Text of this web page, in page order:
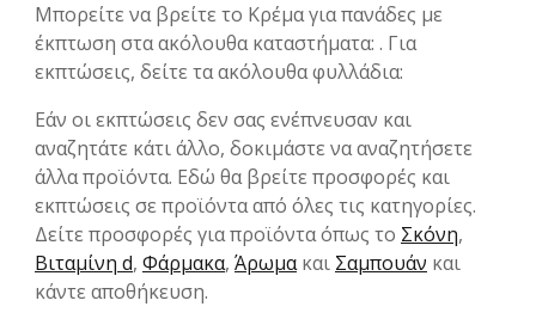
Μπορείτε να βρείτε το Κρέμα για πανάδες με
έκπτωση στα ακόλουθα καταστήματα: . Για
εκπτώσεις, δείτε τα ακόλουθα φυλλάδια:
Εάν οι εκπτώσεις δεν σας ενέπνευσαν και
αναζητάτε κάτι άλλο, δοκιμάστε να αναζητήσετε
άλλα προϊόντα. Εδώ θα βρείτε προσφορές και
εκπτώσεις σε προϊόντα από όλες τις κατηγορίες.
Δείτε προσφορές για προϊόντα όπως το Σκόνη,
Βιταμίνη d, Φάρμακα, Άρωμακαι Σαμπουάν και
κάντε αποθήκευση.